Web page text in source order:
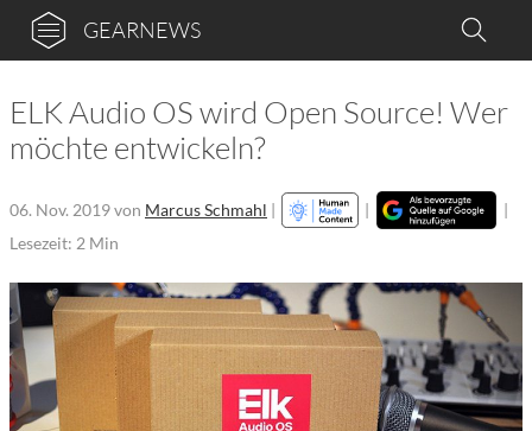
GEARNEWS
ELK Audio OS wird Open Source! Wer
möchte entwickeln?
06. Nov. 2019von Marcus Schmahl | |
|
Lesezeit: 2 Min